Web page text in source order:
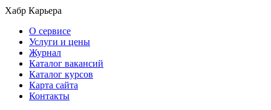
Хабр Карьера
О сервисе
Услуги и цены
Журнал
Каталог вакансий
Каталог курсов
Карта сайта
Контакты